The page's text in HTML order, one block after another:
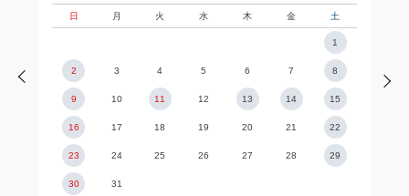
日 月 火 水 木 金 土
1
2 3 4 5 6 7 8
9 10 11 12 13 14 15
16 17 18 19 20 21 22
23 24 25 26 27 28 29
30 31